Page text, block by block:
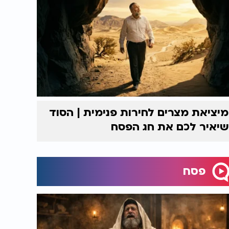
מיציאת מצרים לחירות פנימית | הסוד
שיאיר לכם את חג הפסח
פסח